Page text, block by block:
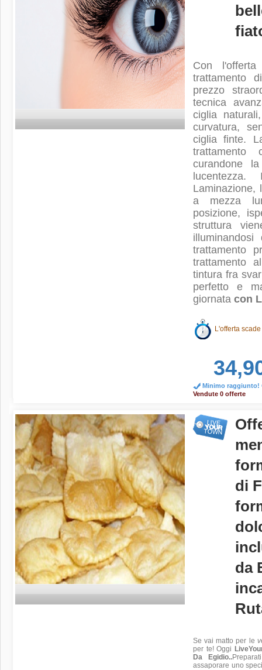
Con
trattamento
prezzo
tecnica
ciglia
curvatura,
ciglia finte.
curandone
Laminazione,
a mezza
posizione,
struttura
trattamento
trattamento
tintura fra
perfetto e
giornata con
L'offerta
Minimo raggiunto!
Vendute 0 offerte
di
da
Se vai matto per le
per te! Oggi
Da Egidio..
assaporare uno